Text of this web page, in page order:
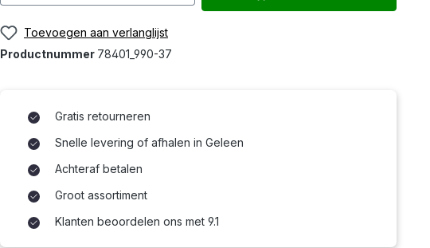
Toevoegen aan verlanglijst
Productnummer 78401_990-37
Gratis retourneren
Snelle levering of afhalen in Geleen
Achteraf betalen
Groot assortiment
Klanten beoordelen ons met 9.1